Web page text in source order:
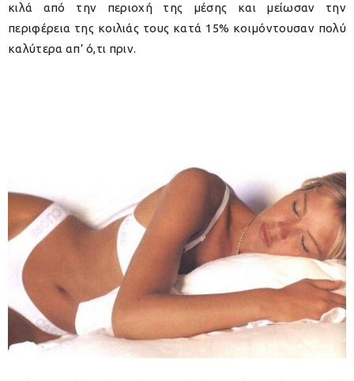
κιλά από την περιοχή της μέσης και μείωσαν την
περιφέρεια της κοιλιάς τους κατά 15% κοιμόντουσαν πολύ
καλύτερα απ’ ό,τι πριν.